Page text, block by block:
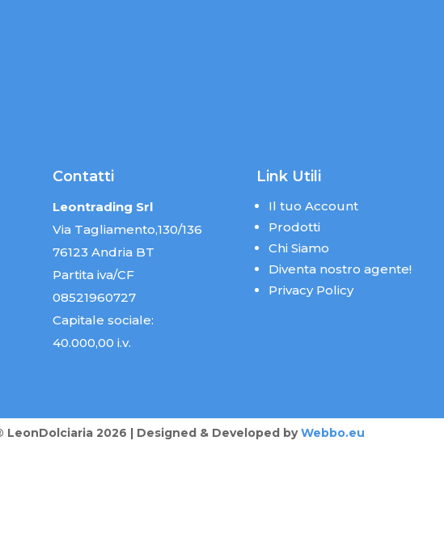
Contatti
Leontrading Srl
Via Tagliamento,130/136
76123 Andria BT
Partita iva/CF
08521960727
Capitale sociale:
40.000,00 i.v.
Link Utili
Il tuo Account
Prodotti
Chi Siamo
Diventa nostro agente!
Privacy Policy
LeonDolciaria 2026 | Designed & Developed by Webbo.eu